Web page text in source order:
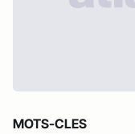
MOTS-CLES